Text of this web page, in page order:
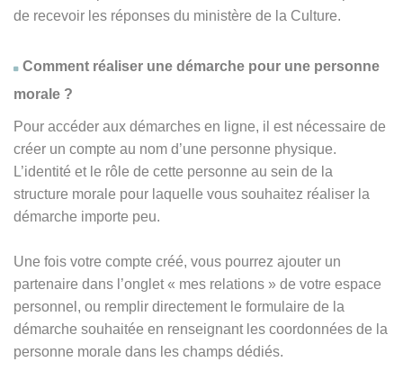
de recevoir les réponses du ministère de la Culture.
Comment réaliser une démarche pour une personne
morale ?
Pour accéder aux démarches en ligne, il est nécessaire de
créer un compte au nom d’une personne physique.
L’identité et le rôle de cette personne au sein de la
structure morale pour laquelle vous souhaitez réaliser la
démarche importe peu.
Une fois votre compte créé, vous pourrez ajouter un
partenaire dans l’onglet « mes relations » de votre espace
personnel, ou remplir directement le formulaire de la
démarche souhaitée en renseignant les coordonnées de la
personne morale dans les champs dédiés.